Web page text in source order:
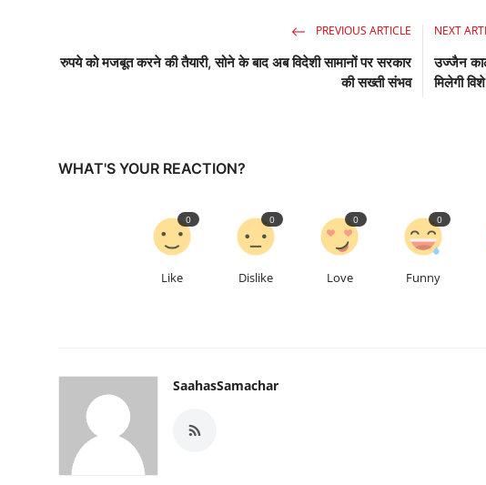
PREVIOUS ARTICLE
रुपये को मजबूत करने की तैयारी, सोने के बाद अब विदेशी सामानों पर सरकार
की सख्ती संभव
NEXT
उज्जैन
मिलेगी
WHAT'S YOUR REACTION?
Like
0
Dislike
0
Love
0
Funny
0
SaahasSamachar